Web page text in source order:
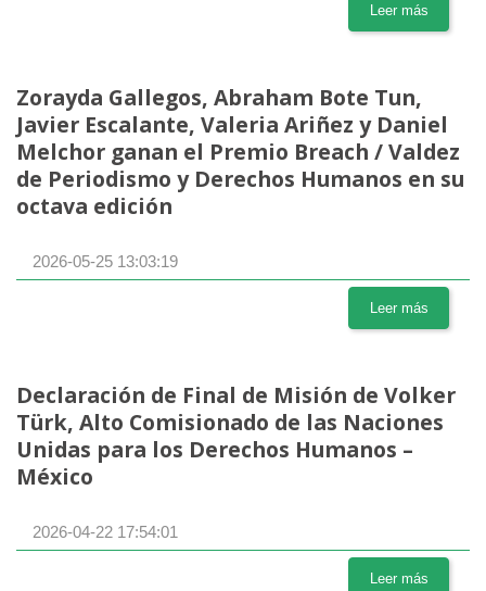
Leer más
Zorayda Gallegos, Abraham Bote Tun,
Javier Escalante, Valeria Ariñez y Daniel
Melchor ganan el Premio Breach / Valdez
de Periodismo y Derechos Humanos en su
octava edición
2026-05-25 13:03:19
Leer más
Declaración de Final de Misión de Volker
Türk, Alto Comisionado de las Naciones
Unidas para los Derechos Humanos –
México
2026-04-22 17:54:01
Leer más